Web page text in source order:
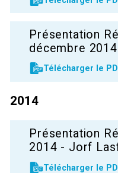
Présentation
décembre
Télécharger le
2014
Présentation
2014 - Jorf
Télécharger le